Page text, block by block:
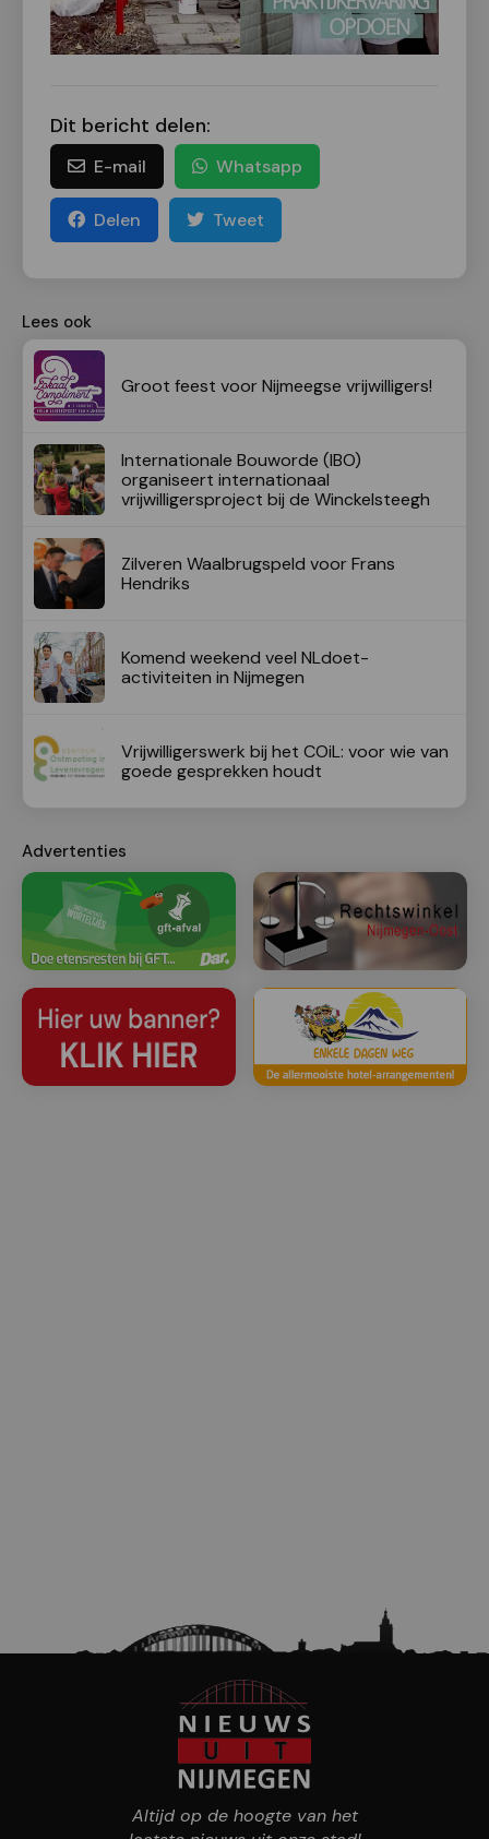
Dit bericht delen:
E-mail Whatsapp
Delen Tweet
Lees ook
Groot feest voor Nijmeegse vrijwilligers!
Internationale Bouworde (IBO)
organiseert internationaal
vrijwilligersproject bij de Winckelsteegh
Zilveren Waalbrugspeld voor Frans
Hendriks
Komend weekend veel NLdoet-
activiteiten in Nijmegen
Vrijwilligerswerk bij het COiL: voor wie van
goede gesprekken houdt
Advertenties
Altijd op de hoogte van het